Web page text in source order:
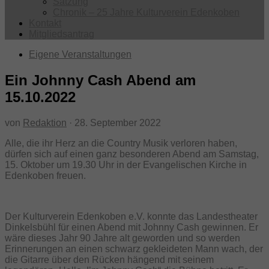
Eigene Veranstaltungen
Ein Johnny Cash Abend am
15.10.2022
von Redaktion · 28. September 2022
Alle, die ihr Herz an die Country Musik verloren haben,
dürfen sich auf einen ganz besonderen Abend am Samstag,
15. Oktober um 19.30 Uhr in der Evangelischen Kirche in
Edenkoben freuen.
Der Kulturverein Edenkoben e.V. konnte das Landestheater
Dinkelsbühl für einen Abend mit Johnny Cash gewinnen. Er
wäre dieses Jahr 90 Jahre alt geworden und so werden
Erinnerungen an einen schwarz gekleideten Mann wach, der
die Gitarre über den Rücken hängend mit seinem